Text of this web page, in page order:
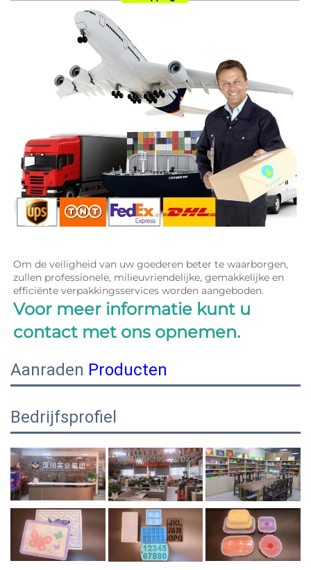
Om de veiligheid van uw goederen beter te waarborgen,
zullen professionele, milieuvriendelijke, gemakkelijke en
Voor meer informatie kunt u
contact met ons opnemen.
Aanraden Producten
Bedrijfsprofiel